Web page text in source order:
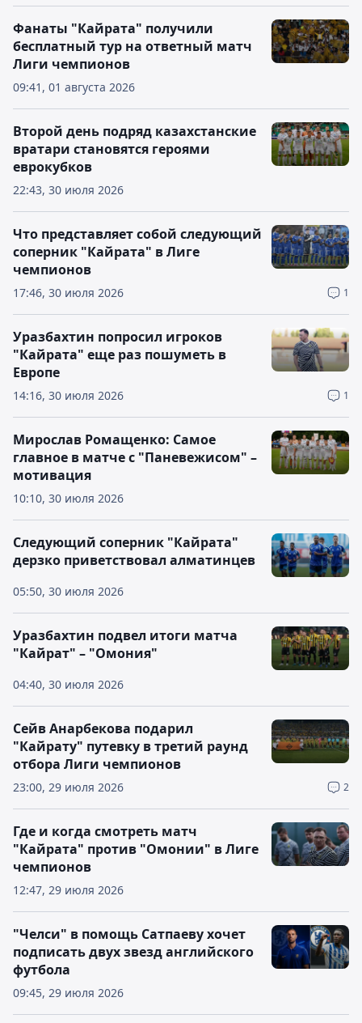
09:41, 01 августа 2026
Фанаты "Кайрата" получили
бесплатный тур на ответный матч
Лиги чемпионов
22:43, 30 июля 2026
Второй день подряд казахстанские
вратари становятся героями
еврокубков
17:46, 30 июля 2026 1
Что представляет собой следующий
соперник "Кайрата" в Лиге
чемпионов
14:16, 30 июля 2026 1
Уразбахтин попросил игроков
"Кайрата" еще раз пошуметь в
Европе
10:10, 30 июля 2026
Мирослав Ромащенко: Самое
главное в матче с "Паневежисом" –
мотивация
05:50, 30 июля 2026
Следующий соперник "Кайрата"
дерзко приветствовал алматинцев
04:40, 30 июля 2026
Уразбахтин подвел итоги матча
"Кайрат" – "Омония"
23:00, 29 июля 2026 2
Сейв Анарбекова подарил
"Кайрату" путевку в третий раунд
отбора Лиги чемпионов
12:47, 29 июля 2026
Где и когда смотреть матч
"Кайрата" против "Омонии" в Лиге
чемпионов
09:45, 29 июля 2026
"Челси" в помощь Сатпаеву хочет
подписать двух звезд английского
футбола